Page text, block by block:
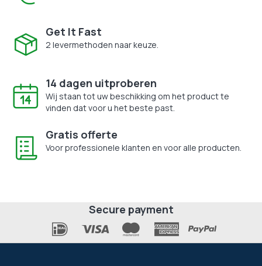
Get It Fast
2 levermethoden naar keuze.
14 dagen uitproberen
Wij staan tot uw beschikking om het product te
vinden dat voor u het beste past.
Gratis offerte
Voor professionele klanten en voor alle producten.
Secure payment